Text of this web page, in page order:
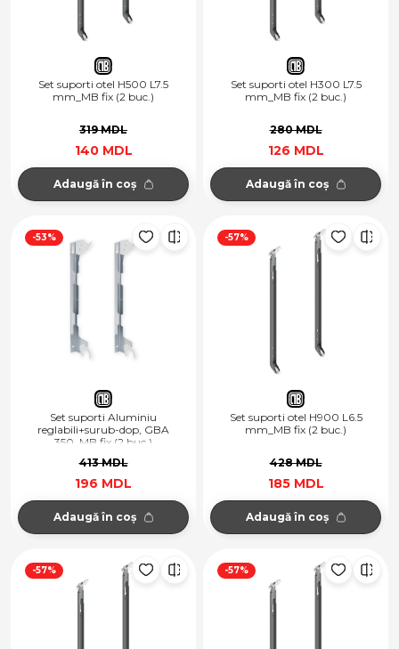
Set suporti otel H500 L7.5
mm_MB fix (2 buc.)
319 MDL
140 MDL
Adaugă în coș
Set suporti otel H300 L7.5
mm_MB fix (2 buc.)
280 MDL
126 MDL
Adaugă în coș
-53%
Set suporti Aluminiu
reglabili+surub-dop, GBA
350_MB fix (2 buc.)
413 MDL
196 MDL
Adaugă în coș
-57%
Set suporti otel H900 L6.5
mm_MB fix (2 buc.)
428 MDL
185 MDL
Adaugă în coș
-57% -57%